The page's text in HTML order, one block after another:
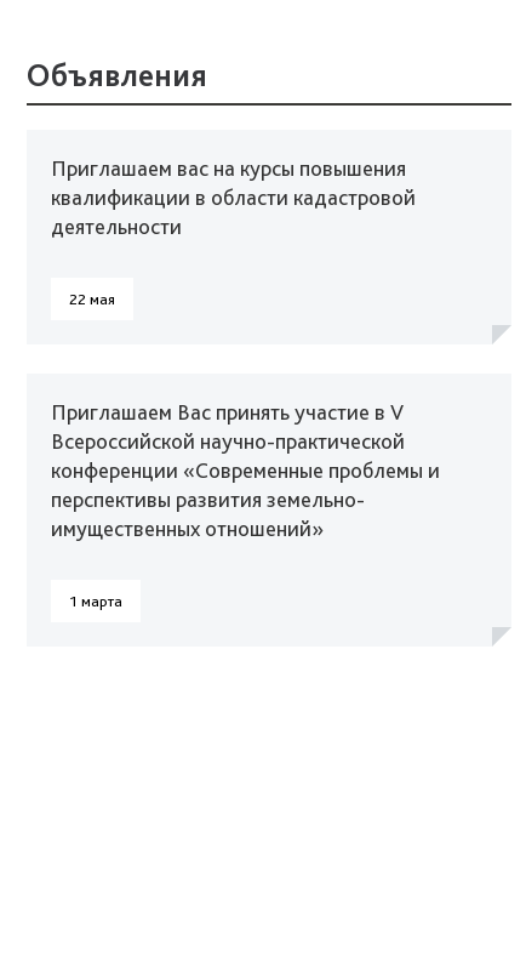
Объявления
Приглашаем вас на курсы повышения
квалификации в области кадастровой
деятельности
22 мая
Приглашаем Вас принять участие в V
Всероссийской научно-практической
конференции «Современные проблемы и
перспективы развития земельно-
имущественных отношений»
1 марта